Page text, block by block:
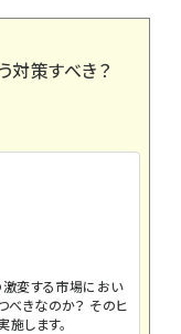
対策すべき？
激変する市場におい
べきなのか？ そのヒ
します。